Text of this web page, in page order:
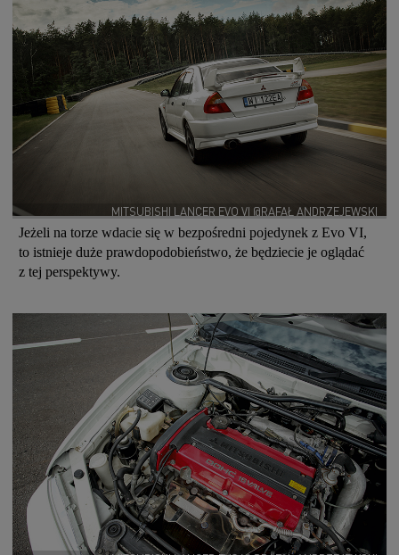
MITSUBISHI LANCER EVO VI @RAFAŁ ANDRZEJEWSKI
Jeżeli na torze wdacie się w bezpośredni pojedynek z Evo VI,
to istnieje duże prawdopodobieństwo, że będziecie je oglądać
z tej perspektywy.